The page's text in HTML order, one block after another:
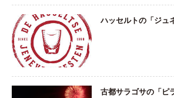
ハッセルトの「ジュ
古都サラゴサの「ピ